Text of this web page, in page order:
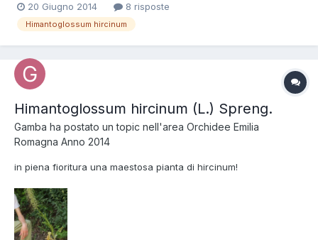
20 Giugno 2014 8 risposte
Himantoglossum hircinum
Himantoglossum hircinum (L.) Spreng.
Gamba ha postato un topic nell'area Orchidee Emilia
Romagna Anno 2014
in piena fioritura una maestosa pianta di hircinum!